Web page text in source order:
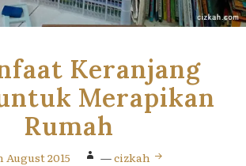
Keranjang
Merapikan
Rumah
August 2015 —cizkah